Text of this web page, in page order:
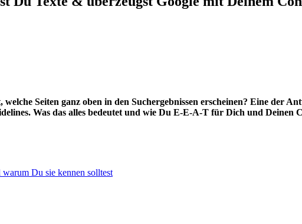
welche Seiten ganz oben in den Suchergebnissen erscheinen? Eine der
Was das alles bedeutet und wie Du E-E-A-T für Dich und Deinen
Du sie kennen solltest